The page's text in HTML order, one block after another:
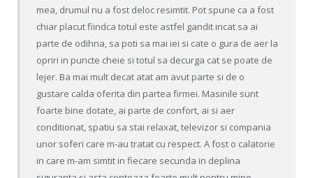
mea, drumul nu a fost deloc resimtit. Pot spune ca a fost
chiar placut fiindca totul este astfel gandit incat sa ai
parte de odihna, sa poti sa mai iei si cate o gura de aer la
opriri in puncte cheie si totul sa decurga cat se poate de
lejer. Ba mai mult decat atat am avut parte si de o
gustare calda oferita din partea firmei. Masinile sunt
foarte bine dotate, ai parte de confort, ai si aer
conditionat, spatiu sa stai relaxat, televizor si compania
unor soferi care m-au tratat cu respect. A fost o calatorie
in care m-am simtit in fiecare secunda in deplina